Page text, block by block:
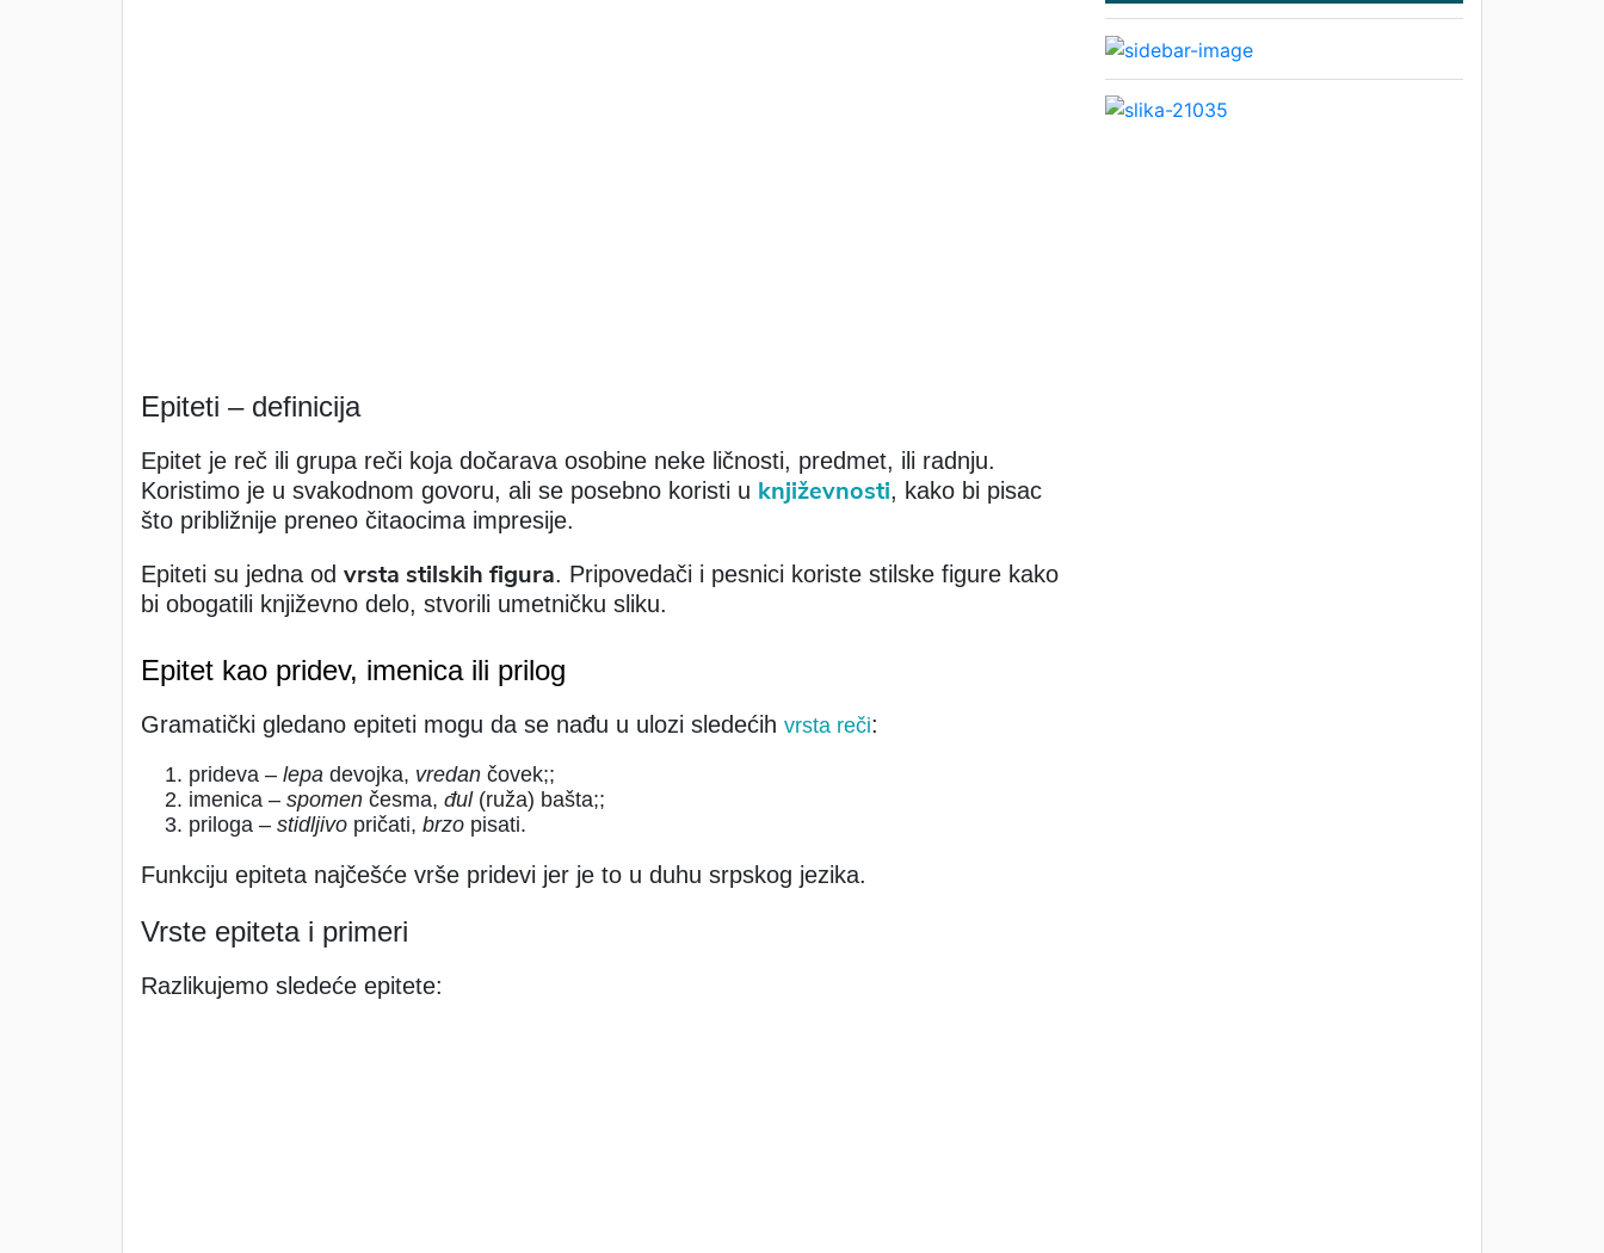
Epiteti – definicija
Epitet je reč ili grupa reči koja dočarava osobine neke ličnosti, predmet, ili radnju.
Koristimo je u svakodnom govoru, ali se posebno koristi u književnosti, kako bi pisac
što približnije preneo čitaocima impresije.
Epiteti su jedna od vrsta stilskih figura. Pripovedači i pesnici koriste stilske figure kako
bi obogatili književno delo, stvorili umetničku sliku.
Epitet kao pridev, imenica ili prilog
Gramatički gledano epiteti mogu da se nađu u ulozi sledećih vrsta reči:
prideva – lepa devojka, vredan čovek;;
imenica – spomen česma, đul(ruža) bašta;;
priloga – stidljivo pričati, brzo pisati.
Funkciju epiteta najčešće vrše pridevi jer je to u duhu srpskog jezika.
Vrste epiteta i primeri
Razlikujemo sledeće epitete: